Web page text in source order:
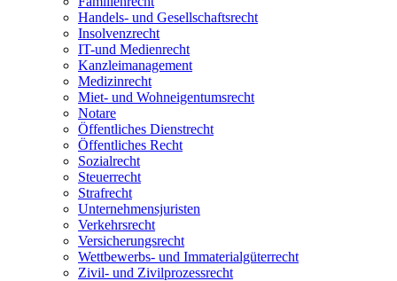
Handels- und Gesellschaftsrecht
Insolvenzrecht
IT-und Medienrecht
Kanzleimanagement
Medizinrecht
Miet- und Wohneigentumsrecht
Notare
Öffentliches Dienstrecht
Öffentliches Recht
Sozialrecht
Steuerrecht
Strafrecht
Unternehmensjuristen
Verkehrsrecht
Versicherungsrecht
Wettbewerbs- und Immaterialgüterrecht
Zivil- und Zivilprozessrecht